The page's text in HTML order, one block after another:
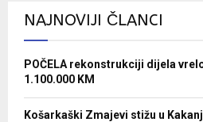
NAJNOVIJI ČLANCI
POČELA rekonstrukciji dijela
1.100.000 KM
Košarkaški Zmajevi stižu u